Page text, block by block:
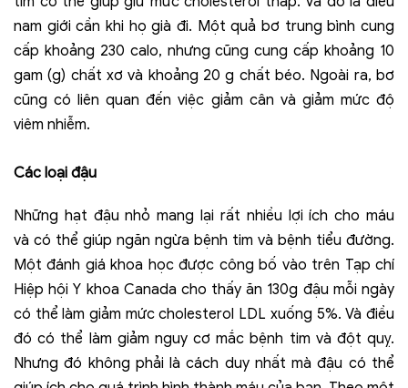
nam giới cần khi họ già đi. Một quả bơ trung bình cung
cấp khoảng 230 calo, nhưng cũng cung cấp khoảng 10
gam (g) chất xơ và khoảng 20 g chất béo. Ngoài ra, bơ
cũng có liên quan đến việc giảm cân và giảm mức độ
viêm nhiễm.
Các loại đậu
Những hạt đậu nhỏ mang lại rất nhiều lợi ích cho máu
và có thể giúp ngăn ngừa bệnh tim và bệnh tiểu đường.
Một đánh giá khoa học được công bố vào trên Tạp chí
Hiệp hội Y khoa Canada cho thấy ăn 130g đậu mỗi ngày
có thể làm giảm mức cholesterol LDL xuống 5%. Và điều
đó có thể làm giảm nguy cơ mắc bệnh tim và đột quỵ.
Nhưng đó không phải là cách duy nhất mà đậu có thể